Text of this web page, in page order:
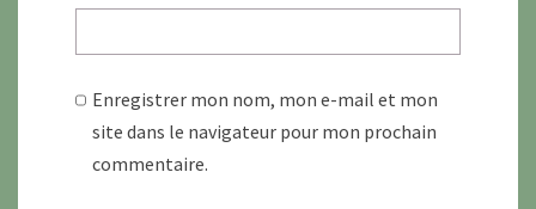
Enregistrer mon nom, mon e-mail et mon
site dans le navigateur pour mon prochain
commentaire.